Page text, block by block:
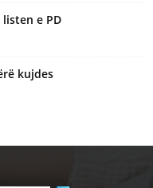
e PD
kujdes